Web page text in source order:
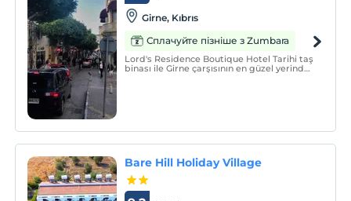
Girne, Kıbrıs
Сплачуйте пізніше з Zumbara
Lord's Residence Boutique Hotel Tarihi taş
binası ile Girne çarşısının en güzel yerinde
Bare Hill Holiday Village